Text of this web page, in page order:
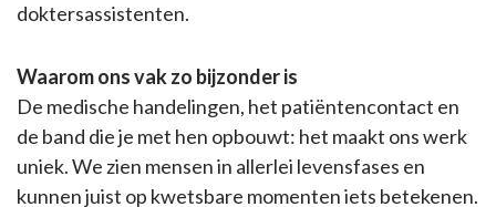
doktersassistenten.
Waarom ons vak zo bijzonder is
De medische handelingen, het patiëntencontact en
de band die je met hen opbouwt: het maakt ons werk
uniek. We zien mensen in allerlei levensfases en
kunnen juist op kwetsbare momenten iets betekenen.